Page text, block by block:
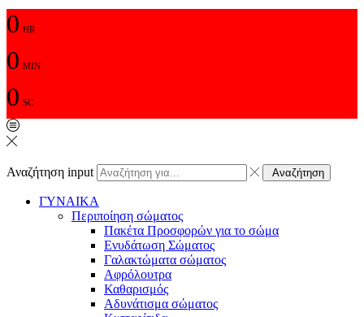
0 HR
0 MIN
0 SC
Αναζήτηση input Αναζήτηση
ΓΥΝΑΙΚΑ
Περιποίηση σώματος
Πακέτα Προσφορών για το σώμα
Ενυδάτωση Σώματος
Γαλακτώματα σώματος
Αφρόλουτρα
Καθαρισμός
Αδυνάτισμα σώματος